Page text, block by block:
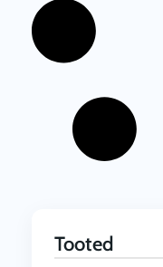
Tooted